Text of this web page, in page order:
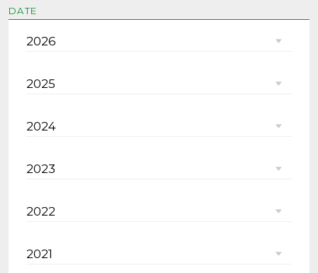
DATE
2026
2025
2024
2023
2022
2021